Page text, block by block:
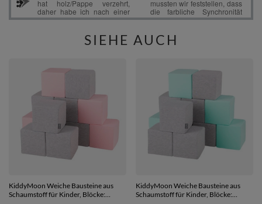
SIEHE AUCH
KiddyMoon Weiche Bausteine aus
Schaumstoff für Kinder, Blöcke:
KiddyMoon Weiche Bausteine aus
Schaumstoff für Kinder, Blöcke: